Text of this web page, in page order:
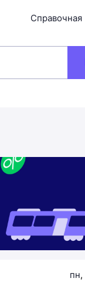
Справочная
пн,